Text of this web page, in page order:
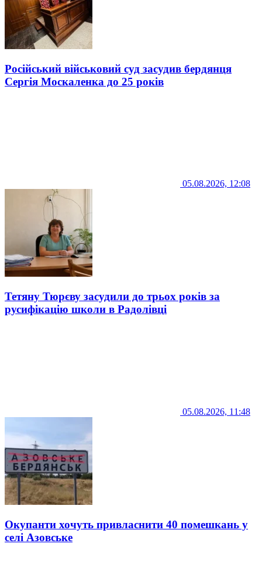
Російський військовий суд засудив бердянця
Сергія Москаленка до 25 років
05.08.2026, 12:08
Тетяну Тюрєву засудили до трьох років за
русифікацію школи в Радолівці
05.08.2026, 11:48
Окупанти хочуть привласнити 40 помешкань у
селі Азовське